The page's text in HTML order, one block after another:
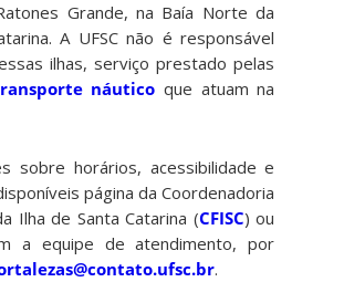
Grande, na Baía Norte da
A UFSC não é responsável
ilhas, serviço prestado pelas
náutico que atuam na
sobre horários, acessibilidade e
página da Coordenadoria
Ilha de Santa Catarina (CFISC) ou
a equipe de atendimento, por
.